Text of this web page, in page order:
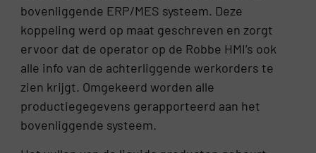
bovenliggende ERP/MES systeem. Deze
koppeling werd op maat geschreven en zorgt
ervoor dat de operator op de Robbe HMI’s ook
alle info van de achterliggende werkorders te
zien krijgt. Omgekeerd worden alle
productiegegevens gerapporteerd aan het
bovenliggende systeem.